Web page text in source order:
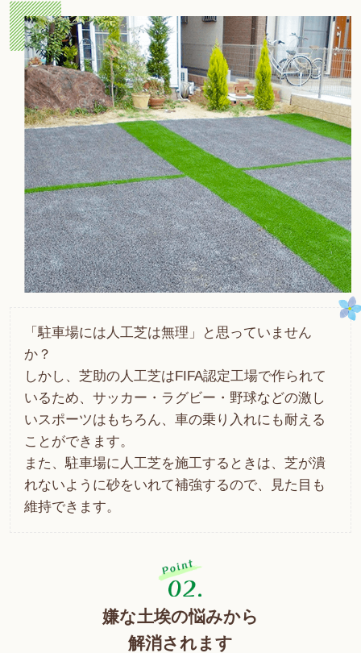
「駐車場には人工芝は無理」と思っていません
か？
しかし、芝助の人工芝はFIFA認定工場で作られて
いるため、サッカー・ラグビー・野球などの激し
いスポーツはもちろん、車の乗り入れにも耐える
ことができます。
また、駐車場に人工芝を施工するときは、芝が潰
れないように砂をいれて補強するので、見た目も
維持できます。
嫌な土埃の悩みから
解消されます